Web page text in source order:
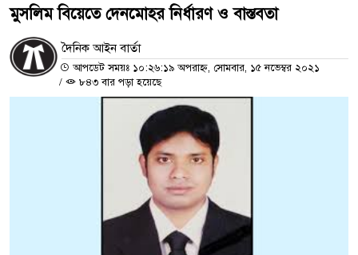
মুসলিম বিয়েতে দেনমোহর নির্ধারণ ও বাস্তবতা
দৈনিক আইন বার্তা
আপডেট সময়ঃ ১০:২৬:১৯ অপরাহ্ন, সোমবার, ১৫ নভেম্বর ২০২১
/
৮৪৩ বার পড়া হয়েছে